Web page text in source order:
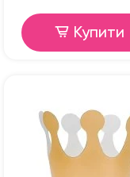
Купити